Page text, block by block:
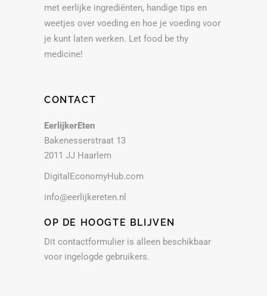
met eerlijke ingrediënten, handige tips en
weetjes over voeding en hoe je voeding voor
je kunt laten werken. Let food be thy
medicine!
CONTACT
EerlijkerEten
Bakenesserstraat 13
2011 JJ Haarlem
DigitalEconomyHub.com
info@eerlijkereten.nl
OP DE HOOGTE BLIJVEN
Dit contactformulier is alleen beschikbaar
voor ingelogde gebruikers.